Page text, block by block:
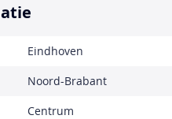
Eindhoven
Noord-Brabant
Centrum